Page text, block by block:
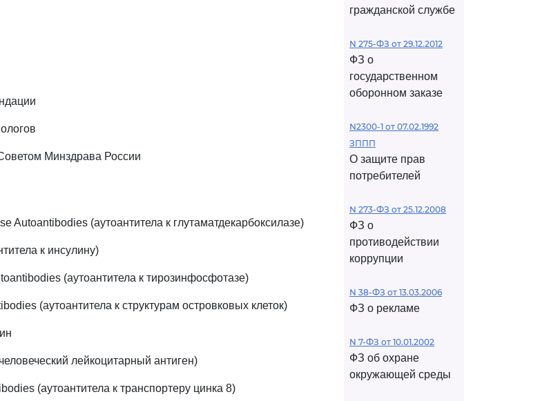
Минздрава России
Autoantibodies (аутоантитела к глутаматдекарбоксилазе)
к инсулину)
(аутоантитела к тирозинфосфотазе)
(аутоантитела к структурам островковых клеток)
лейкоцитарный антиген)
(аутоантитела к транспортеру цинка 8)
гражданской службе
N 275-ФЗ от 29.12.2012
ФЗ о
государственном
оборонном заказе
N2300-1 от 07.02.1992
ЗППП
О защите прав
потребителей
N 273-ФЗ от 25.12.2008
ФЗ о
противодействии
коррупции
N 38-ФЗ от 13.03.2006
ФЗ о рекламе
N 7-ФЗ от 10.01.2002
ФЗ об охране
окружающей среды